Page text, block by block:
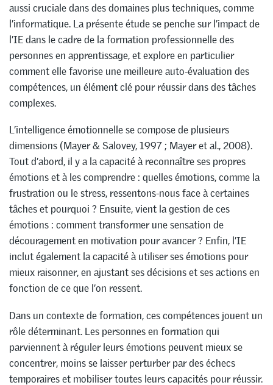
aussi cruciale dans des domaines plus techniques, comme
l’informatique. La présente étude se penche sur l’impact de
l’IE dans le cadre de la formation professionnelle des
personnes en apprentissage, et explore en particulier
comment elle favorise une meilleure auto-évaluation des
compétences, un élément clé pour réussir dans des tâches
complexes.
L’intelligence émotionnelle se compose de plusieurs
dimensions (Mayer & Salovey, 1997 ; Mayer et al., 2008).
Tout d’abord, il y a la capacité à reconnaître ses propres
émotions et à les comprendre : quelles émotions, comme la
frustration ou le stress, ressentons-nous face à certaines
tâches et pourquoi ? Ensuite, vient la gestion de ces
émotions : comment transformer une sensation de
découragement en motivation pour avancer ? Enfin, l’IE
inclut également la capacité à utiliser ses émotions pour
mieux raisonner, en ajustant ses décisions et ses actions en
fonction de ce que l’on ressent.
Dans un contexte de formation, ces compétences jouent un
rôle déterminant. Les personnes en formation qui
parviennent à réguler leurs émotions peuvent mieux se
concentrer, moins se laisser perturber par des échecs
temporaires et mobiliser toutes leurs capacités pour réussir.